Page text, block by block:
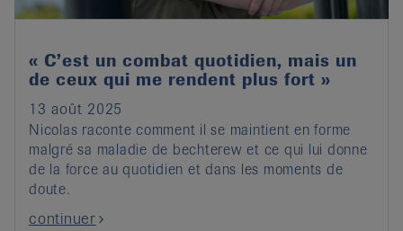
« C’est un combat quotidien, mais un
de ceux qui me rendent plus fort »
13 août 2025
Nicolas raconte comment il se maintient en forme
malgré sa maladie de bechterew et ce qui lui donne
de la force au quotidien et dans les moments de
doute.
continuer